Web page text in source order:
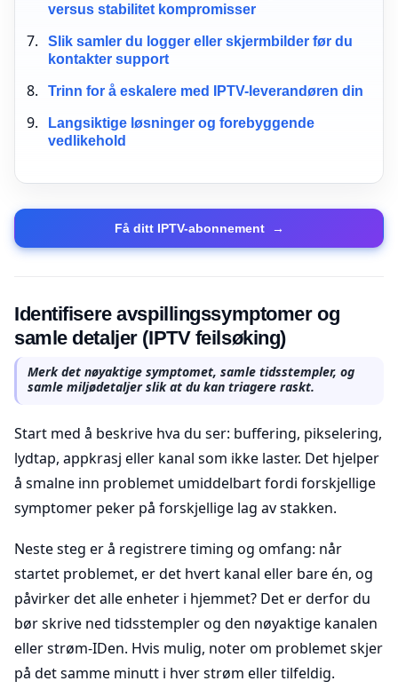
versus stabilitet kompromisser
Slik samler du logger eller skjermbilder før du
kontakter support
Trinn for å eskalere med IPTV-leverandøren din
Langsiktige løsninger og forebyggende
vedlikehold
Få ditt IPTV-abonnement →
Identifisere avspillingssymptomer og
samle detaljer (IPTV feilsøking)
Merk det nøyaktige symptomet, samle tidsstempler, og
samle miljødetaljer slik at du kan triagere raskt.
Start med å beskrive hva du ser: buffering, pikselering,
lydtap, appkrasj eller kanal som ikke laster. Det hjelper
å smalne inn problemet umiddelbart fordi forskjellige
symptomer peker på forskjellige lag av stakken.
Neste steg er å registrere timing og omfang: når
startet problemet, er det hvert kanal eller bare én, og
påvirker det alle enheter i hjemmet? Det er derfor du
bør skrive ned tidsstempler og den nøyaktige kanalen
eller strøm-IDen. Hvis mulig, noter om problemet skjer
på det samme minutt i hver strøm eller tilfeldig.